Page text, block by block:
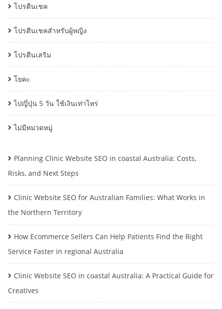
โปรตีนเชค
โปรตีนเชคสำหรับผู้หญิง
โปรตีนเสริม
โยคะ
ไปญี่ปุ่น 5 วัน ใช้เงินเท่าไหร่
ไม่มีหมวดหมู่
Planning Clinic Website SEO in coastal Australia: Costs,
Risks, and Next Steps
Clinic Website SEO for Australian Families: What Works in
the Northern Territory
How Ecommerce Sellers Can Help Patients Find the Right
Service Faster in regional Australia
Clinic Website SEO in coastal Australia: A Practical Guide for
Creatives